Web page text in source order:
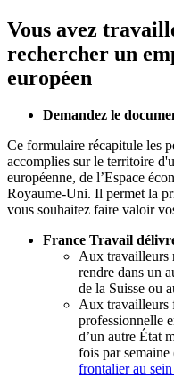
Vous avez
rechercher un
européen
Demandez le
Ce formulaire récapitule les
accomplies sur le territoire
européenne, de l’Espace
Royaume-Uni. Il permet la
vous souhaitez faire valoir
France Travail
Aux travailleurs
rendre dans un
de la Suisse ou
Aux travailleurs
professionnelle
d’un autre État
fois par semaine
frontalier au